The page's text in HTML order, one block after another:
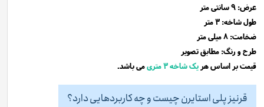
عرض: 9 سانتی متر
طول شاخه: 3 متر
ضخامت: ۸ میلی متر
طرح و رنگ: مطابق تصویر
قیمت بر اساس هر یک شاخه ۳ متری می باشد.
قرنیز پلی‌ استایرن چیست و چه کاربردهایی دارد؟